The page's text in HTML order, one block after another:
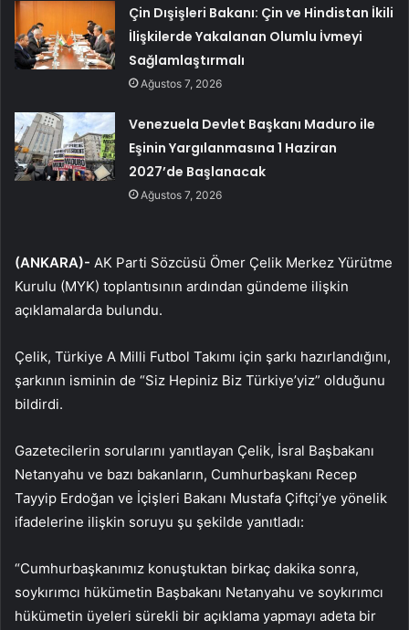
Çin Dışişleri Bakanı: Çin ve Hindistan İkili
İlişkilerde Yakalanan Olumlu İvmeyi
Sağlamlaştırmalı
Ağustos 7, 2026
Venezuela Devlet Başkanı Maduro ile
Eşinin Yargılanmasına 1 Haziran
2027’de Başlanacak
Ağustos 7, 2026
(ANKARA)- AK Parti Sözcüsü Ömer Çelik Merkez Yürütme
Kurulu (MYK) toplantısının ardından gündeme ilişkin
açıklamalarda bulundu.
Çelik, Türkiye A Milli Futbol Takımı için şarkı hazırlandığını,
şarkının isminin de “Siz Hepiniz Biz Türkiye’yiz” olduğunu
bildirdi.
Gazetecilerin sorularını yanıtlayan Çelik, İsral Başbakanı
Netanyahu ve bazı bakanların, Cumhurbaşkanı Recep
Tayyip Erdoğan ve İçişleri Bakanı Mustafa Çiftçi’ye yönelik
ifadelerine ilişkin soruyu şu şekilde yanıtladı:
“Cumhurbaşkanımız konuştuktan birkaç dakika sonra,
soykırımcı hükümetin Başbakanı Netanyahu ve soykırımcı
hükümetin üyeleri sürekli bir açıklama yapmayı adeta bir